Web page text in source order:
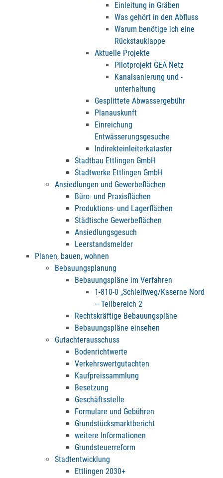
Einleitung in Gräben
Was gehört in den Abfluss
Warum benötige ich eine
Rückstauklappe
Aktuelle Projekte
Pilotprojekt GEA Netz
Kanalsanierung und -
unterhaltung
Gesplittete Abwassergebühr
Planauskunft
Einreichung
Entwässerungsgesuche
Indirekteinleiterkataster
Stadtbau Ettlingen GmbH
Stadtwerke Ettlingen GmbH
Ansiedlungen und Gewerbeflächen
Büro- und Praxisflächen
Produktions- und Lagerflächen
Städtische Gewerbeflächen
Ansiedlungsgesuch
Leerstandsmelder
Planen, bauen, wohnen
Bebauungsplanung
Bebauungspläne im Verfahren
1-810-0 „Schleifweg/Kaserne Nord
– Teilbereich 2
Rechtskräftige Bebauungspläne
Bebauungspläne einsehen
Gutachterausschuss
Bodenrichtwerte
Verkehrswertgutachten
Kaufpreissammlung
Besetzung
Geschäftsstelle
Formulare und Gebühren
Grundstücksmarktbericht
weitere Informationen
Grundsteuerreform
Stadtentwicklung
Ettlingen 2030+